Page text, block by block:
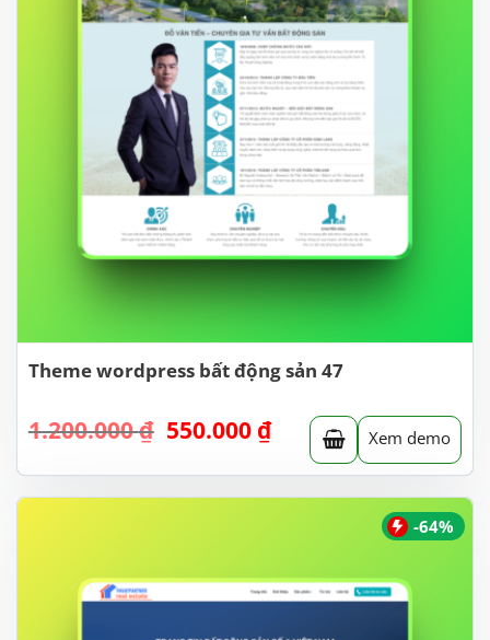
Theme wordpress bất động sản 47
1.200.000₫ Giá
là:
1.200.000 ₫.
550.000 ₫Giá
hiện
tại
là:
Xem demo
-64%